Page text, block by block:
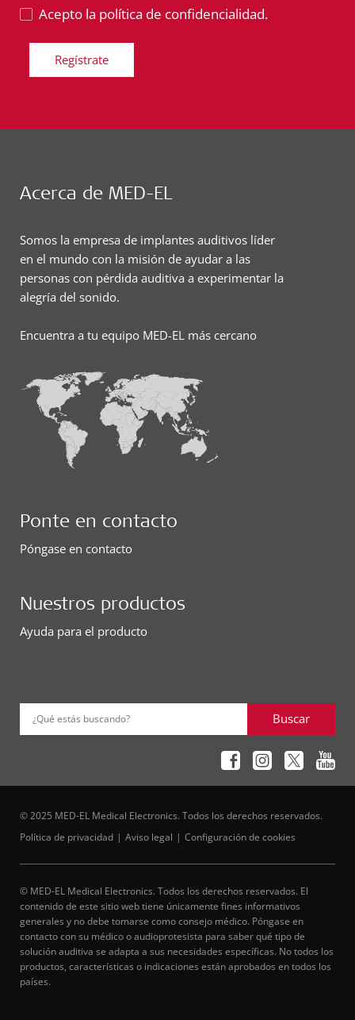
Acepto la política de confidencialidad.
Regístrate
Acerca de MED-EL
Somos la empresa de implantes auditivos líder
en el mundo con la misión de ayudar a las
personas con pérdida auditiva a experimentar la
alegría del sonido.
Encuentra a tu equipo MED-EL más cercano
Ponte en contacto
Póngase en contacto
Nuestros productos
Ayuda para el producto
¿Qué estás buscando? Buscar
© 2025 MED-EL Medical Electronics. Todos los derechos reservados.
Política de privacidad
Aviso legal Configuración de cookies
© MED-EL Medical Electronics. Todos los derechos reservados. El
contenido de este sitio web tiene únicamente fines informativos
generales y no debe tomarse como consejo médico. Póngase en
contacto con su médico o audioprotesista para saber qué tipo de
solución auditiva se adapta a sus necesidades específicas. No todos los
productos, características o indicaciones están aprobados en todos los
países.